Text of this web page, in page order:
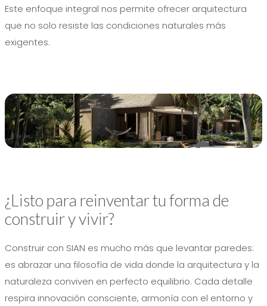
Este enfoque integral nos permite ofrecer arquitectura
que no solo resiste las condiciones naturales más
exigentes.
¿Listo para reinventar tu forma de
construir y vivir?
Construir con SIAN es mucho más que levantar paredes:
es abrazar una filosofía de vida donde la arquitectura y la
naturaleza conviven en perfecto equilibrio. Cada detalle
respira innovación consciente, armonía con el entorno y